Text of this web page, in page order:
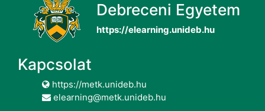
Debreceni Egyetem
https://elearning.unideb.hu
Kapcsolat
https://metk.unideb.hu
elearning@metk.unideb.hu